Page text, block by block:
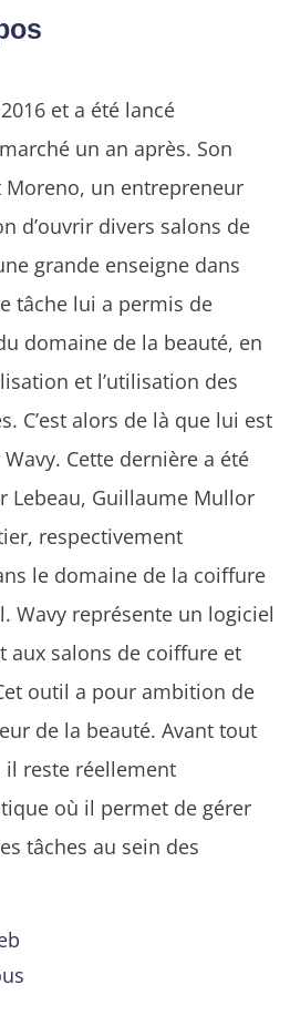
et a été lancé
un an après. Son
Moreno, un entrepreneur
d’ouvrir divers salons de
grande enseigne dans
tâche lui a permis de
domaine de la beauté, en
et l’utilisation des
C’est alors de là que lui est
Cette dernière a été
Lebeau, Guillaume Mullor
respectivement
le domaine de la coiffure
Wavy représente un logiciel
aux salons de coiffure et
outil a pour ambition de
de la beauté. Avant tout
il reste réellement
où il permet de gérer
tâches au sein des